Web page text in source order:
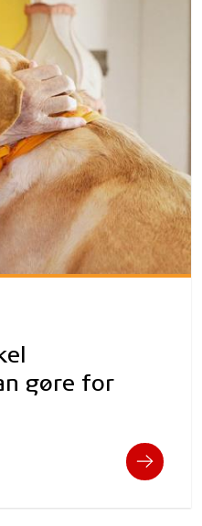
gøre for